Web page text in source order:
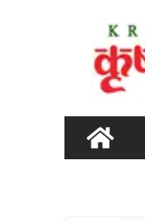
content